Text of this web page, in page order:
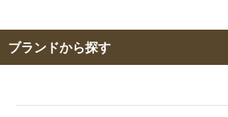
ブランドから探す